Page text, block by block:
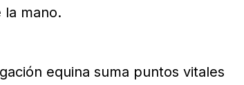
la mano.
equina suma puntos vitales